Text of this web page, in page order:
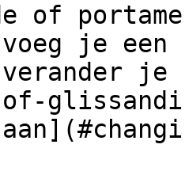
of
je
je
of-